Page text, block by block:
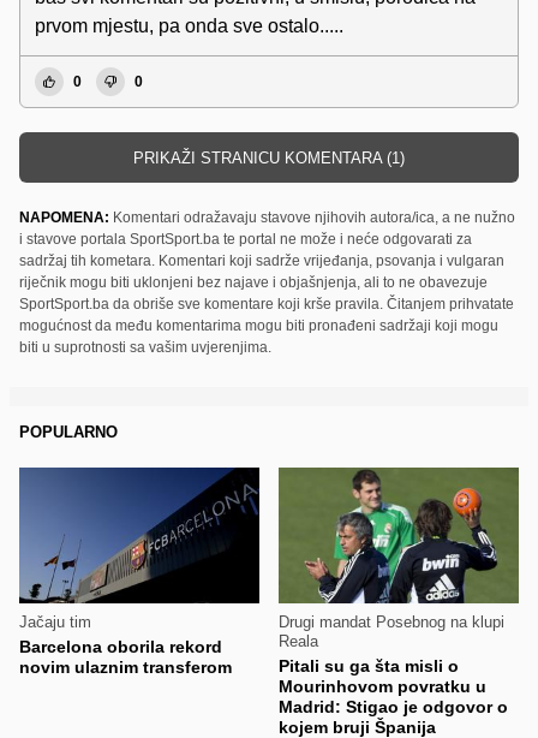
prvom mjestu, pa onda sve ostalo.....
0 0
PRIKAŽI STRANICU KOMENTARA (1)
NAPOMENA: Komentari odražavaju stavove njihovih autora/ica, a ne nužno
i stavove portala SportSport.ba te portal ne može i neće odgovarati za
sadržaj tih kometara. Komentari koji sadrže vrijeđanja, psovanja i vulgaran
riječnik mogu biti uklonjeni bez najave i objašnjenja, ali to ne obavezuje
SportSport.ba da obriše sve komentare koji krše pravila. Čitanjem prihvatate
mogućnost da među komentarima mogu biti pronađeni sadržaji koji mogu
biti u suprotnosti sa vašim uvjerenjima.
POPULARNO
Jačaju tim
Barcelona oborila rekord
novim ulaznim transferom
Drugi mandat Posebnog na klupi
Reala
Pitali su ga šta misli o
Mourinhovom povratku u
Madrid: Stigao je odgovor o
kojem bruji Španija